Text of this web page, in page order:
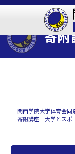
寄附
関西学院大学体育会同
寄附講座「大学とスポ